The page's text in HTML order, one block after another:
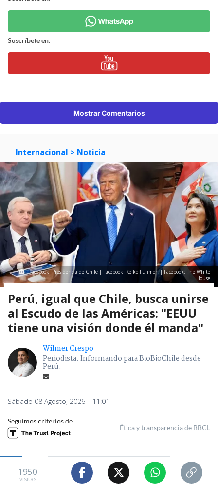
Suscríbete en:
Mostrar Comentarios
Internacional > Noticia
Facebook: Presidencia de Chile | Facebook: Keiko Fujimori | Facebook: The White
House
Perú, igual que Chile, busca unirse
al Escudo de las Américas: "EEUU
tiene una visión donde él manda"
Wilmer Crespo
Periodista. Informando para BioBioChile desde
Perú.
Sábado 08 Agosto, 2026 | 11:01
Seguimos criterios de
Ética y transparencia de BBCL
1950
visitas